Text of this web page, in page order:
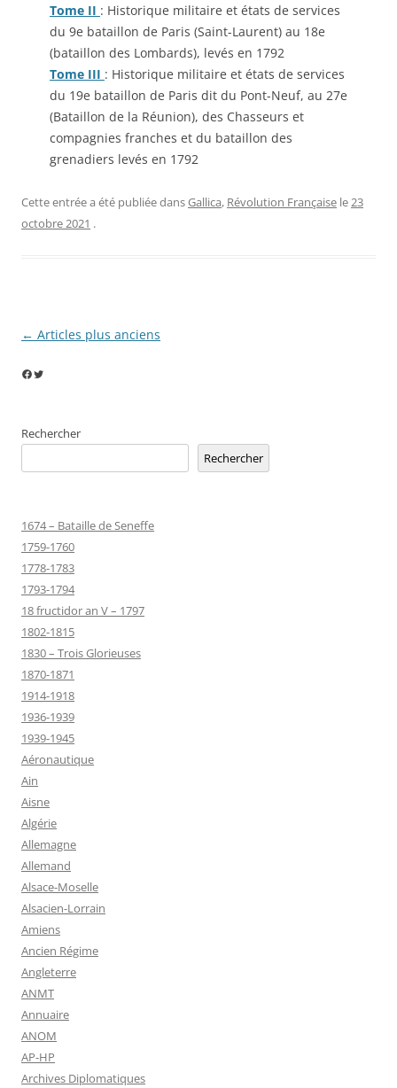
Tome II : Historique militaire et états de services
du 9e bataillon de Paris (Saint-Laurent) au 18e
(bataillon des Lombards), levés en 1792
Tome III : Historique militaire et états de services
du 19e bataillon de Paris dit du Pont-Neuf, au 27e
(Bataillon de la Réunion), des Chasseurs et
compagnies franches et du bataillon des
grenadiers levés en 1792
Cette entrée a été publiée dansGallica, Révolution Française le23
octobre 2021 .
Navigation
articles
← Articles plus anciens
Facebook
Twitter
Rechercher
Rechercher
1674 – Bataille de Seneffe
1759-1760
1778-1783
1793-1794
18 fructidor an V – 1797
1802-1815
1830 – Trois Glorieuses
1870-1871
1914-1918
1936-1939
1939-1945
Aéronautique
Ain
Aisne
Algérie
Allemagne
Allemand
Alsace-Moselle
Alsacien-Lorrain
Amiens
Ancien Régime
Angleterre
ANMT
Annuaire
ANOM
AP-HP
Archives Diplomatiques